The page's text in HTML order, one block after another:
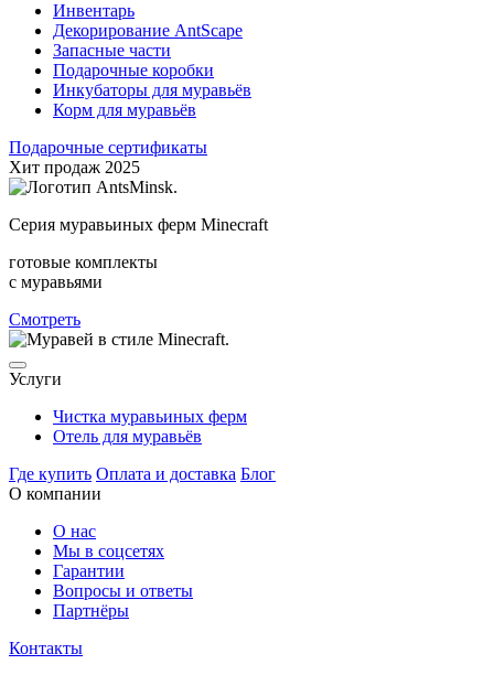
Инвентарь
Декорирование AntScape
Запасные части
Подарочные коробки
Инкубаторы для муравьёв
Корм для муравьёв
Подарочные сертификаты
Хит продаж 2025
Серия муравьиных ферм Minecraft
готовые комплекты
с муравьями
Смотреть
Услуги
Чистка муравьиных ферм
Отель для муравьёв
Где купить Оплата и доставка Блог
О компании
О нас
Мы в соцсетях
Гарантии
Вопросы и ответы
Партнёры
Контакты